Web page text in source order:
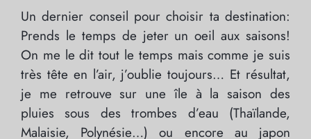
Un dernier conseil pour choisir ta destination:
Prends le temps de jeter un oeil aux saisons!
On me le dit tout le temps mais comme je suis
très tête en l’air, j’oublie toujours… Et résultat,
je me retrouve sur une île à la saison des
pluies sous des trombes d’eau (Thaïlande,
Malaisie, Polynésie…) ou encore au japon